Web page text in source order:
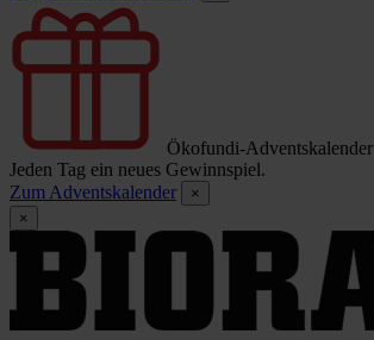
Ökofundi-Adventskalender
Jeden Tag ein neues Gewinnspiel.
Zum Adventskalender
×
×